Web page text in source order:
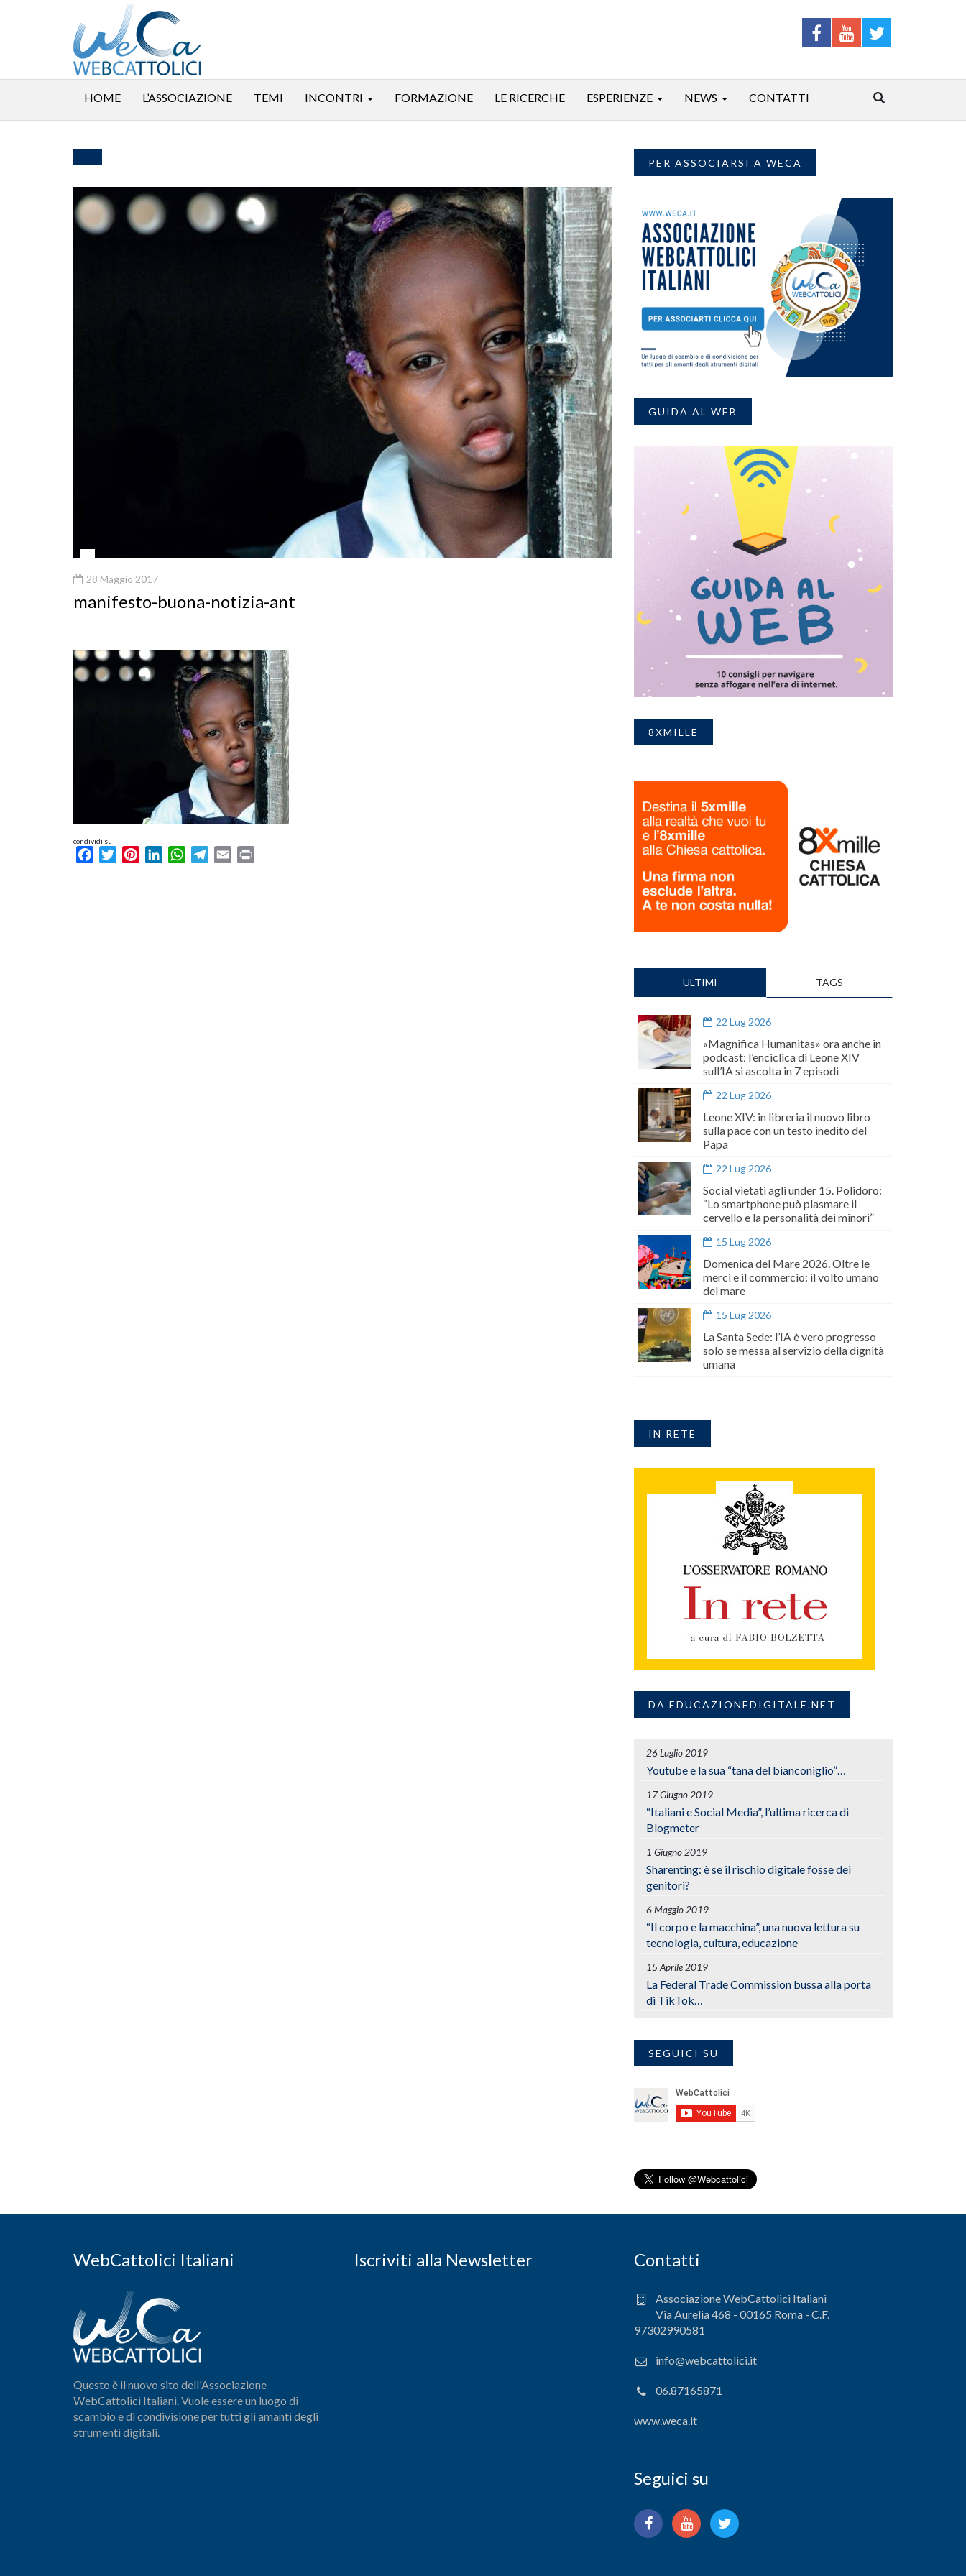
HOME L’ASSOCIAZIONE TEMI INCONTRI FORMAZIONE LE RICERCHE ESPERIENZE NEWS CONTATTI
28 Maggio 2017
manifesto-buona-notizia-ant
condividi su
FacebookTwitterPinterestLinkedInWhatsAppTelegram
Email
PER ASSOCIARSI A WECA
GUIDA AL WEB
8XMILLE
ULTIMI TAGS
22 Lug 2026
«Magnifica Humanitas» ora anche in
podcast: l’enciclica di Leone XIV
sull’IA si ascolta in 7 episodi
22 Lug 2026
Leone XIV: in libreria il nuovo libro
sulla pace con un testo inedito del
Papa
22 Lug 2026
Social vietati agli under 15. Polidoro:
“Lo smartphone può plasmare il
cervello e la personalità dei minori”
15 Lug 2026
Domenica del Mare 2026. Oltre le
merci e il commercio: il volto umano
del mare
15 Lug 2026
La Santa Sede: l’IA è vero progresso
solo se messa al servizio della dignità
umana
IN RETE
DA EDUCAZIONEDIGITALE.NET
26 Luglio 2019
Youtube e la sua “tana del bianconiglio”…
17 Giugno 2019
“Italiani e Social Media”, l’ultima ricerca di
Blogmeter
1 Giugno 2019
Sharenting: è se il rischio digitale fosse dei
genitori?
6 Maggio 2019
“Il corpo e la macchina”, una nuova lettura su
tecnologia, cultura, educazione
15 Aprile 2019
La Federal Trade Commission bussa alla porta
di TikTok…
SEGUICI SU
WebCattolici Italiani
Questo è il nuovo sito dell'Associazione
WebCattolici Italiani. Vuole essere un luogo di
scambio e di condivisione per tutti gli amanti degli
strumenti digitali.
Iscriviti alla Newsletter Contatti
Associazione WebCattolici Italiani
Via Aurelia 468 - 00165 Roma - C.F.
97302990581
info@webcattolici.it
06.87165871
www.weca.it
Seguici su